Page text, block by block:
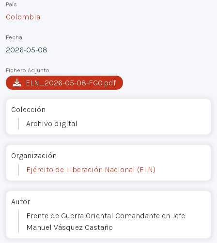
País
Colombia
Fecha
2026-05-08
Fichero Adjunto
ELN_2026-05-08-FGO.pdf
Colección
Archivo digital
Organización
Ejército de Liberación Nacional (ELN)
Autor
Frente de Guerra Oriental Comandante en Jefe
Manuel Vásquez Castaño